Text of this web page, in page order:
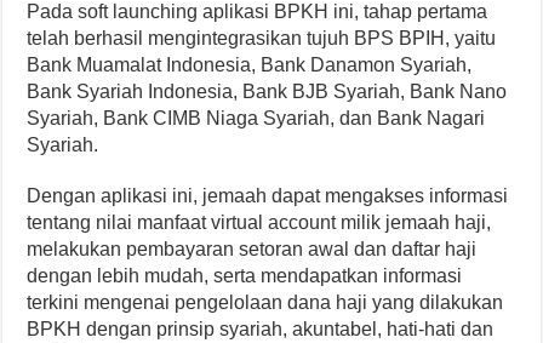
Pada soft launching aplikasi BPKH ini, tahap pertama
telah berhasil mengintegrasikan tujuh BPS BPIH, yaitu
Bank Muamalat Indonesia, Bank Danamon Syariah,
Bank Syariah Indonesia, Bank BJB Syariah, Bank Nano
Syariah, Bank CIMB Niaga Syariah, dan Bank Nagari
Syariah.
Dengan aplikasi ini, jemaah dapat mengakses informasi
tentang nilai manfaat virtual account milik jemaah haji,
melakukan pembayaran setoran awal dan daftar haji
dengan lebih mudah, serta mendapatkan informasi
terkini mengenai pengelolaan dana haji yang dilakukan
BPKH dengan prinsip syariah, akuntabel, hati-hati dan